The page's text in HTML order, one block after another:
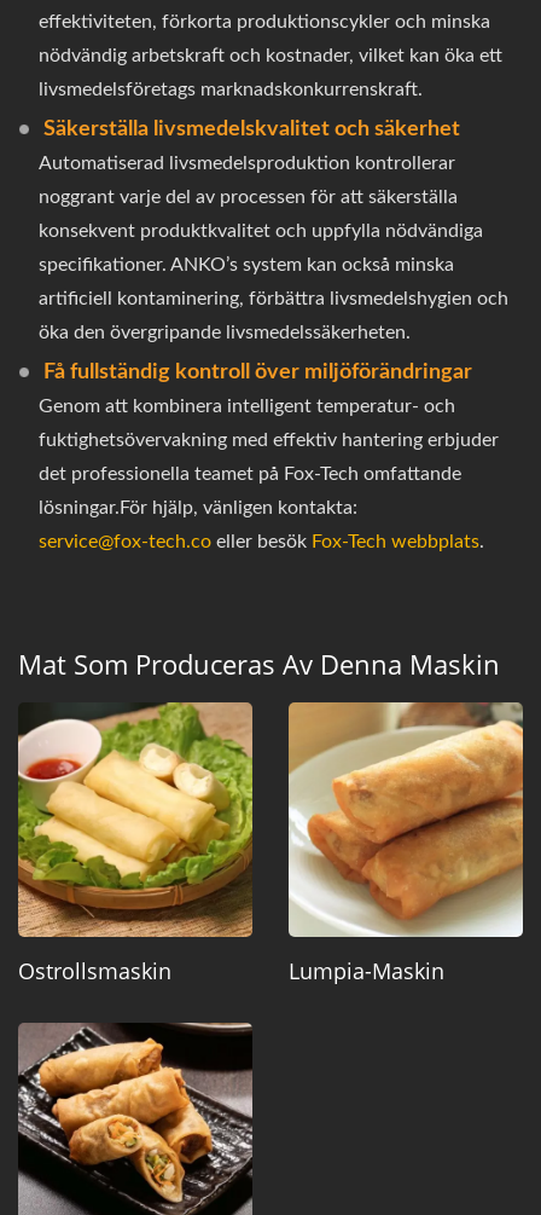
effektiviteten, förkorta produktionscykler och minska
nödvändig arbetskraft och kostnader, vilket kan öka ett
livsmedelsföretags marknadskonkurrenskraft.
Säkerställa livsmedelskvalitet och säkerhet
Automatiserad livsmedelsproduktion kontrollerar
noggrant varje del av processen för att säkerställa
konsekvent produktkvalitet och uppfylla nödvändiga
specifikationer. ANKO’s system kan också minska
artificiell kontaminering, förbättra livsmedelshygien och
öka den övergripande livsmedelssäkerheten.
Få fullständig kontroll över miljöförändringar
Genom att kombinera intelligent temperatur- och
fuktighetsövervakning med effektiv hantering erbjuder
det professionella teamet på Fox-Tech omfattande
lösningar.För hjälp, vänligen kontakta:
service@fox-tech.co eller besök Fox-Tech webbplats.
Mat Som Produceras Av Denna Maskin
Ostrollsmaskin Lumpia-Maskin